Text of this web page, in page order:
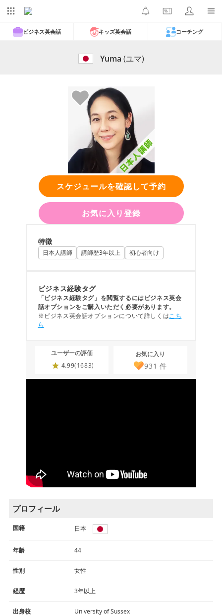
ビジネス英会話 キッズ英会話 コーチング
Yuma (ユマ)
スケジュールを確認して予約
お気に入り登録
特徴
日本人講師 講師歴3年以上 初心者向け
ビジネス経験タグ
「ビジネス経験タグ」を閲覧するにはビジネス英会
話オプションをご購入いただく必要があります。
※ビジネス英会話オプションについて詳しくはこち
ら
ユーザーの評価
4.99(1683)
お気に入り
931 件
プロフィール
国籍 日本
年齢 44
性別 女性
経歴 3年以上
出身校 University of Sussex